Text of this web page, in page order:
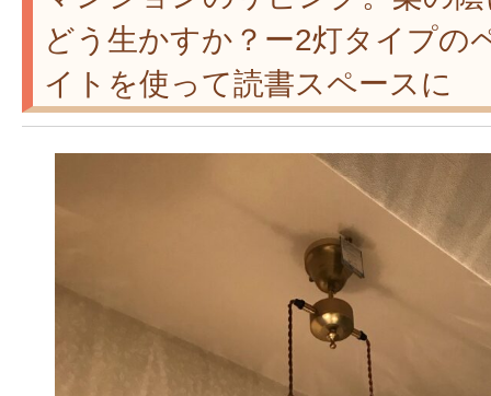
どう生かすか？ー2灯タイプの
イトを使って読書スペースに